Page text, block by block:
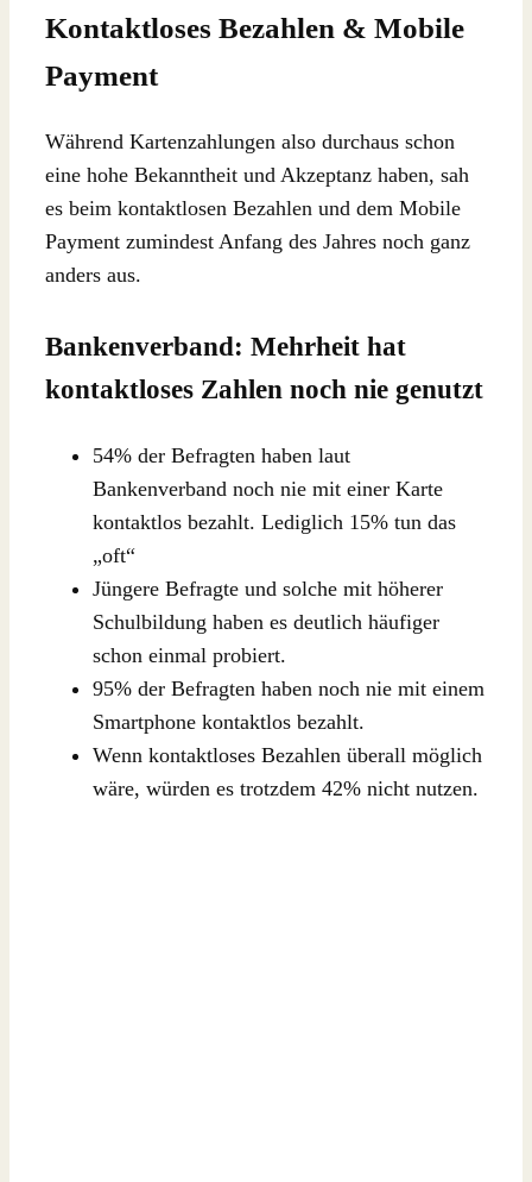
Kontaktloses Bezahlen & Mobile
Payment
Während Kartenzahlungen also durchaus schon
eine hohe Bekanntheit und Akzeptanz haben, sah
es beim kontaktlosen Bezahlen und dem Mobile
Payment zumindest Anfang des Jahres noch ganz
anders aus.
Bankenverband: Mehrheit hat
kontaktloses Zahlen noch nie genutzt
54% der Befragten haben laut
Bankenverband noch nie mit einer Karte
kontaktlos bezahlt. Lediglich 15% tun das
„oft“
Jüngere Befragte und solche mit höherer
Schulbildung haben es deutlich häufiger
schon einmal probiert.
95% der Befragten haben noch nie mit einem
Smartphone kontaktlos bezahlt.
Wenn kontaktloses Bezahlen überall möglich
wäre, würden es trotzdem 42% nicht nutzen.